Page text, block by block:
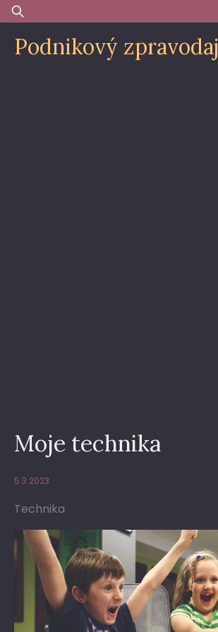
Skip
to
content
Vyhledávání
Podnikový zpravodaj
Moje technika
5.3.2023
Technika